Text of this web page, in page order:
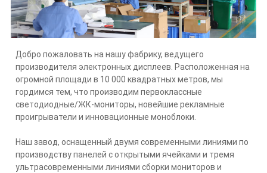
Добро пожаловать на нашу фабрику, ведущего
производителя электронных дисплеев. Расположенная на
огромной площади в 10 000 квадратных метров, мы
гордимся тем, что производим первоклассные
светодиодные/ЖК-мониторы, новейшие рекламные
проигрыватели и инновационные моноблоки.
Наш завод, оснащенный двумя современными линиями по
производству панелей с открытыми ячейками и тремя
ультрасовременными линиями сборки мониторов и